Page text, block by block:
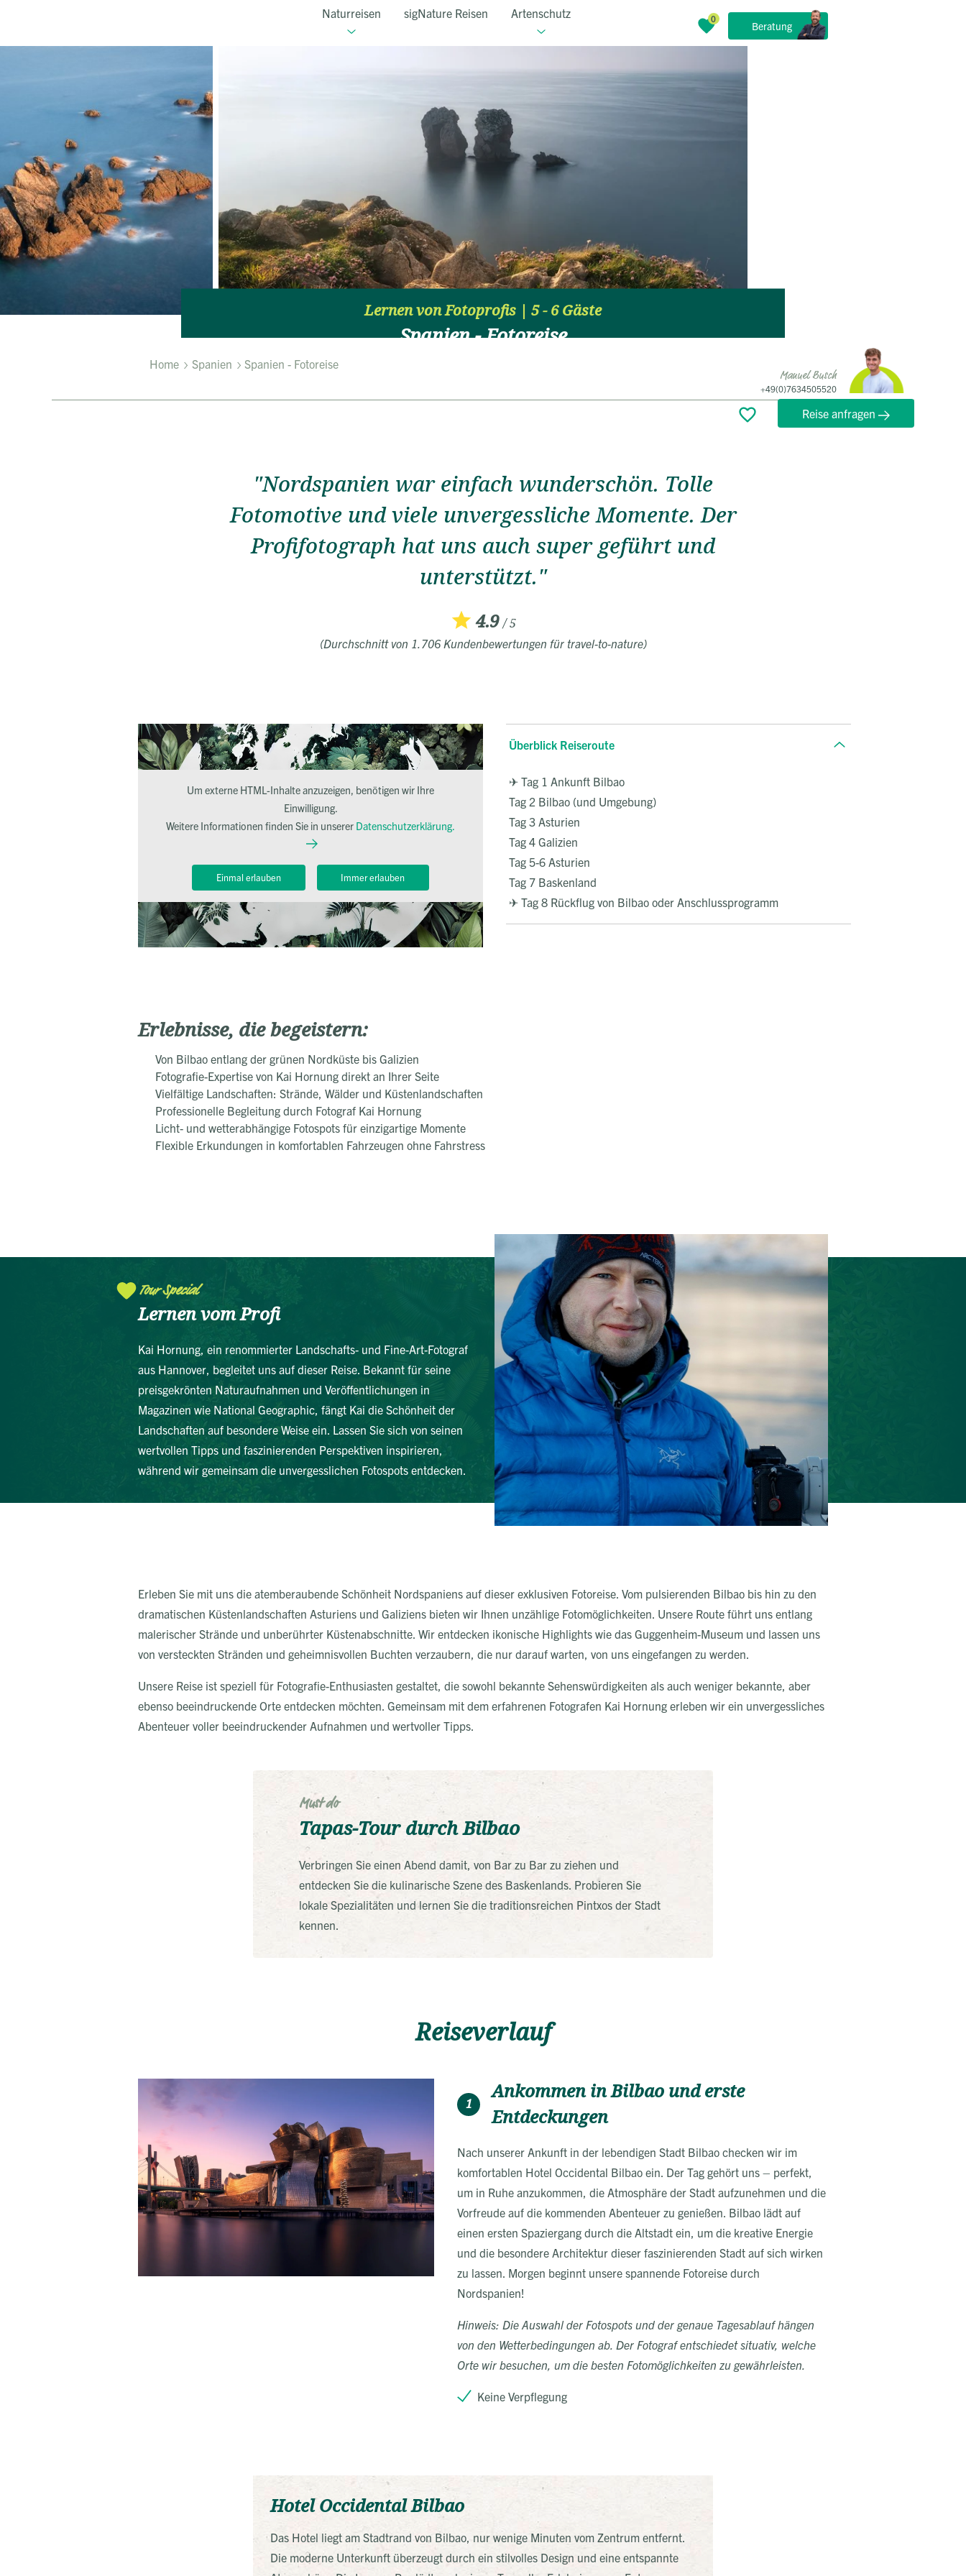
Beratung
Naturreisen sigNature Reisen Artenschutz
Lernen von Fotoprofis | 5 - 6 Gäste
Spanien - Fotoreise
Home Spanien Spanien - Fotoreise
Manuel Busch
+49(0)7634505520
Reise anfragen
Überblick Reiseverlauf Bewertungen Termine FAQ
"Nordspanien war einfach wunderschön. Tolle
Fotomotive und viele unvergessliche Momente. Der
Profifotograph hat uns auch super geführt und
unterstützt."
4.9/ 5
(Durchschnitt von 1.706 Kundenbewertungen für travel-to-nature)
Um externe HTML-Inhalte anzuzeigen, benötigen wir Ihre
Einwilligung.
Weitere Informationen finden Sie in unserer Datenschutzerklärung.
Einmal erlauben Immer erlauben
Überblick Reiseroute
✈ Tag 1 Ankunft Bilbao
Tag 2 Bilbao (und Umgebung)
Tag 3 Asturien
Tag 4 Galizien
Tag 5-6 Asturien
Tag 7 Baskenland
✈ Tag 8 Rückflug von Bilbao oder Anschlussprogramm
Erlebnisse, die begeistern:
Von Bilbao entlang der grünen Nordküste bis Galizien
Fotografie-Expertise von Kai Hornung direkt an Ihrer Seite
Vielfältige Landschaften: Strände, Wälder und Küstenlandschaften
Professionelle Begleitung durch Fotograf Kai Hornung
Licht- und wetterabhängige Fotospots für einzigartige Momente
Flexible Erkundungen in komfortablen Fahrzeugen ohne Fahrstress
Tour Special
Lernen vom Profi
Kai Hornung, ein renommierter Landschafts- und Fine-Art-Fotograf
aus Hannover, begleitet uns auf dieser Reise. Bekannt für seine
preisgekrönten Naturaufnahmen und Veröffentlichungen in
Magazinen wie National Geographic, fängt Kai die Schönheit der
Landschaften auf besondere Weise ein. Lassen Sie sich von seinen
wertvollen Tipps und faszinierenden Perspektiven inspirieren,
während wir gemeinsam die unvergesslichen Fotospots entdecken.
Erleben Sie mit uns die atemberaubende Schönheit Nordspaniens auf dieser exklusiven Fotoreise. Vom pulsierenden Bilbao bis hin zu den
dramatischen Küstenlandschaften Asturiens und Galiziens bieten wir Ihnen unzählige Fotomöglichkeiten. Unsere Route führt uns entlang
malerischer Strände und unberührter Küstenabschnitte. Wir entdecken ikonische Highlights wie das Guggenheim-Museum und lassen uns
von versteckten Stränden und geheimnisvollen Buchten verzaubern, die nur darauf warten, von uns eingefangen zu werden.
Unsere Reise ist speziell für Fotografie-Enthusiasten gestaltet, die sowohl bekannte Sehenswürdigkeiten als auch weniger bekannte, aber
ebenso beeindruckende Orte entdecken möchten. Gemeinsam mit dem erfahrenen Fotografen Kai Hornung erleben wir ein unvergessliches
Abenteuer voller beeindruckender Aufnahmen und wertvoller Tipps.
Must do
Tapas-Tour durch Bilbao
Verbringen Sie einen Abend damit, von Bar zu Bar zu ziehen und
entdecken Sie die kulinarische Szene des Baskenlands. Probieren Sie
lokale Spezialitäten und lernen Sie die traditionsreichen Pintxos der Stadt
kennen.
Reiseverlauf
1
Ankommen in Bilbao und erste
Entdeckungen
Nach unserer Ankunft in der lebendigen Stadt Bilbao checken wir im
komfortablen Hotel Occidental Bilbao ein. Der Tag gehört uns – perfekt,
um in Ruhe anzukommen, die Atmosphäre der Stadt aufzunehmen und die
Vorfreude auf die kommenden Abenteuer zu genießen. Bilbao lädt auf
einen ersten Spaziergang durch die Altstadt ein, um die kreative Energie
und die besondere Architektur dieser faszinierenden Stadt auf sich wirken
zu lassen. Morgen beginnt unsere spannende Fotoreise durch
Nordspanien!
Hinweis: Die Auswahl der Fotospots und der genaue Tagesablauf hängen
von den Wetterbedingungen ab. Der Fotograf entschiedet situativ, welche
Orte wir besuchen, um die besten Fotomöglichkeiten zu gewährleisten.
Keine Verpflegung
Hotel Occidental Bilbao
Das Hotel liegt am Stadtrand von Bilbao, nur wenige Minuten vom Zentrum entfernt.
Die moderne Unterkunft überzeugt durch ein stilvolles Design und eine entspannte